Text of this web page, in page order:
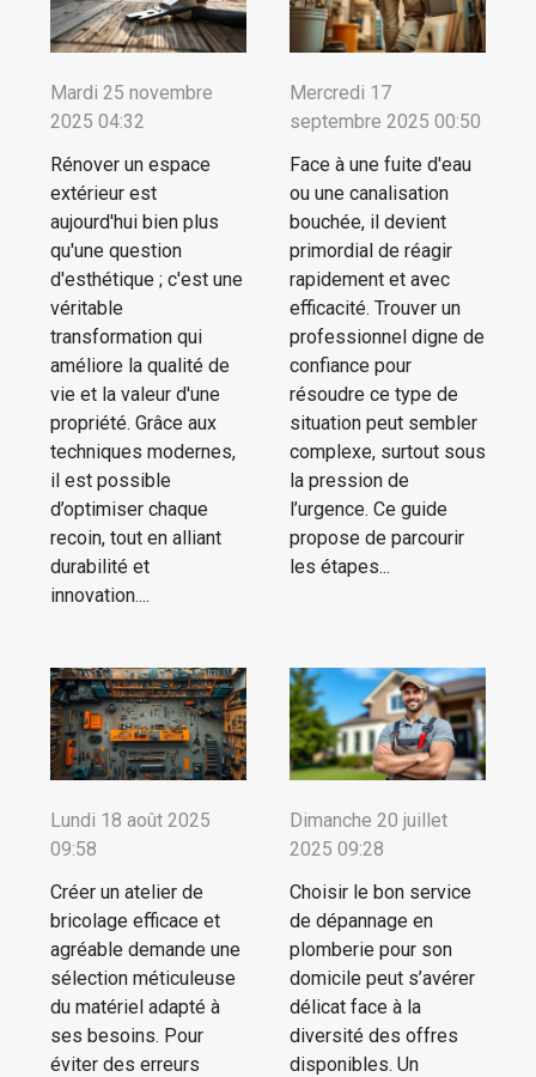
Mardi 25 novembre
2025 04:32
Rénover un espace
extérieur est
aujourd'hui bien plus
qu'une question
d'esthétique ; c'est une
véritable
transformation qui
améliore la qualité de
vie et la valeur d'une
propriété. Grâce aux
techniques modernes,
il est possible
d’optimiser chaque
recoin, tout en alliant
durabilité et
innovation....
Mercredi 17
septembre 2025 00:50
Face à une fuite d'eau
ou une canalisation
bouchée, il devient
primordial de réagir
rapidement et avec
efficacité. Trouver un
professionnel digne de
confiance pour
résoudre ce type de
situation peut sembler
complexe, surtout sous
la pression de
l’urgence. Ce guide
propose de parcourir
les étapes...
Lundi 18 août 2025
09:58
Créer un atelier de
bricolage efficace et
agréable demande une
sélection méticuleuse
du matériel adapté à
ses besoins. Pour
éviter des erreurs
Dimanche 20 juillet
2025 09:28
Choisir le bon service
de dépannage en
plomberie pour son
domicile peut s’avérer
délicat face à la
diversité des offres
disponibles. Un